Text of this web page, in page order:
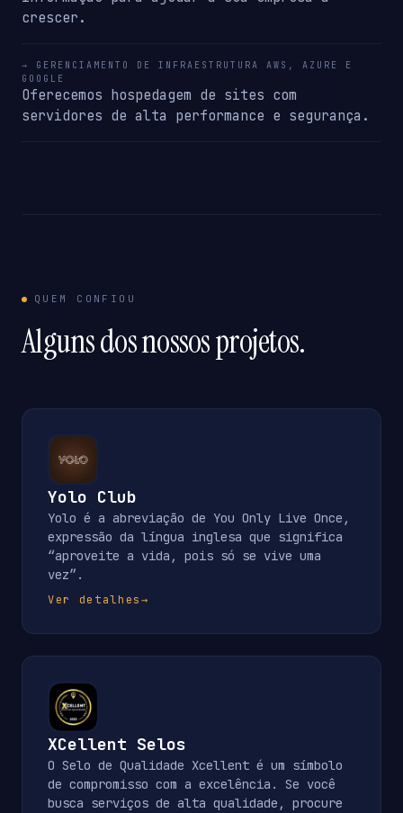
crescer.
→ GERENCIAMENTO DE INFRAESTRUTURA AWS, AZURE E
GOOGLE
Oferecemos hospedagem de sites com
servidores de alta performance e segurança.
QUEM CONFIOU
Alguns dos nossos projetos.
Yolo Club
Yolo é a abreviação de You Only Live Once,
expressão da língua inglesa que significa
“aproveite a vida, pois só se vive uma
vez”.
Ver detalhes→
XCellent Selos
O Selo de Qualidade Xcellent é um símbolo
de compromisso com a excelência. Se você
busca serviços de alta qualidade, procure